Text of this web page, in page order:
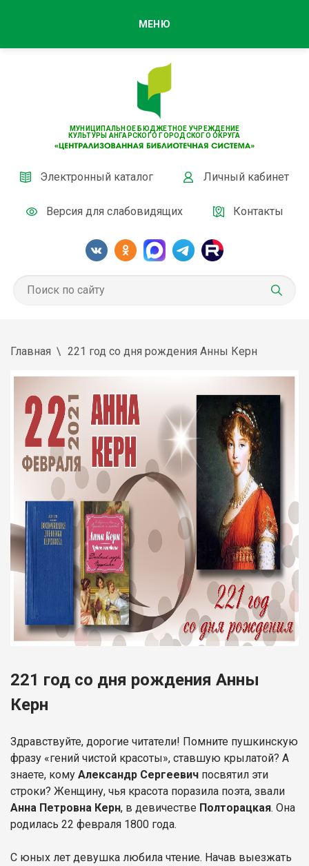
МУНИЦИПАЛЬНОЕ БЮДЖЕТНОЕ УЧРЕЖДЕНИЕ
КУЛЬТУРЫ АНГАРСКОГО ГОРОДСКОГО ОКРУГА
Электронный каталог Личный кабинет
Версия для слабовидящих Контакты
МЕНЮ
Главная 221 год со дня рождения Анны Керн
221 год со дня рождения Анны
Керн
Здравствуйте, дорогие читатели! Помните пушкинскую
фразу «гений чистой красоты», ставшую крылатой? А
знаете, кому Александр Сергеевич посвятил эти
строки? Женщину, чья красота поразила поэта, звали
Анна Петровна Керн, в девичестве Полторацкая. Она
родилась 22 февраля 1800 года.
С юных лет девушка любила чтение. Начав выезжать